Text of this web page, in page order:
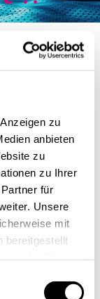
zu
anbieten
zu
zu Ihrer
für
Unsere
mit
bereitgestellt